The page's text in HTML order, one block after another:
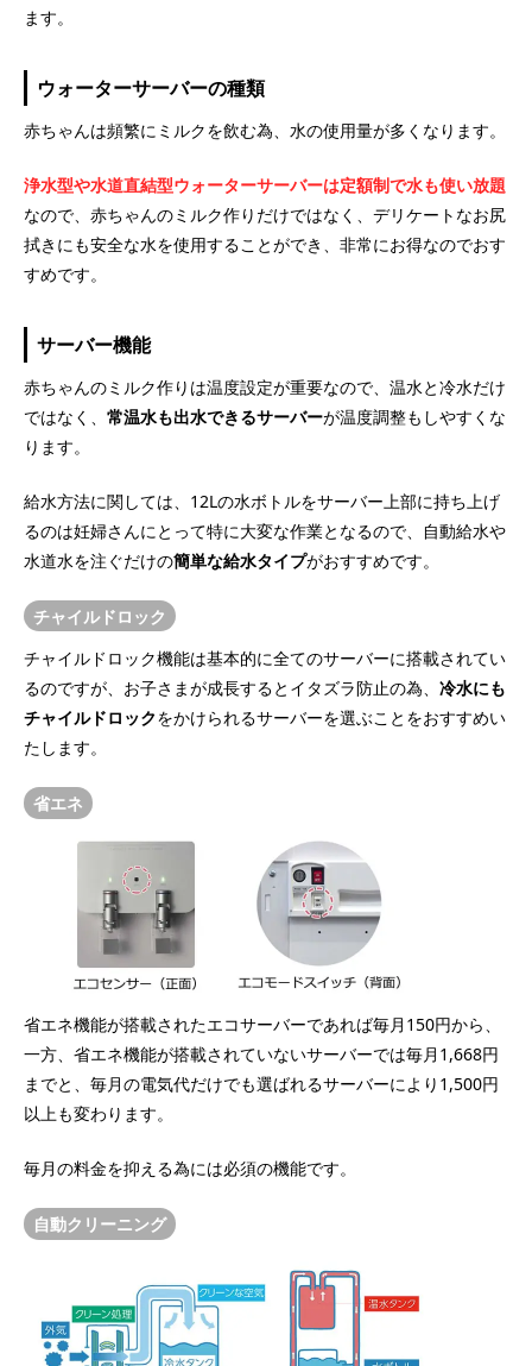
ます。
ウォーターサーバーの種類
赤ちゃんは頻繁にミルクを飲む為、水の使用量が多くなります。
浄水型や水道直結型ウォーターサーバーは定額制で水も使い放題
なので、赤ちゃんのミルク作りだけではなく、デリケートなお尻
拭きにも安全な水を使用することができ、非常にお得なのでおす
すめです。
サーバー機能
赤ちゃんのミルク作りは温度設定が重要なので、温水と冷水だけ
ではなく、 常温水も出水できるサーバーが温度調整もしやすくな
ります。
給水方法に関しては、12Lの水ボトルをサーバー上部に持ち上げ
るのは妊婦さんにとって特に大変な作業となるので、自動給水や
水道水を注ぐだけの簡単な給水タイプがおすすめです。
チャイルドロック
チャイルドロック機能は基本的に全てのサーバーに搭載されてい
るのですが、お子さまが成長するとイタズラ防止の為、 冷水にも
チャイルドロックをかけられるサーバーを選ぶことをおすすめい
たします。
省エネ
省エネ機能が搭載されたエコサーバーであれば毎月150円から、
一方、省エネ機能が搭載されていないサーバーでは毎月1,668円
までと、毎月の電気代だけでも選ばれるサーバーにより1,500円
以上も変わります。
毎月の料金を抑える為には必須の機能です。
自動クリーニング